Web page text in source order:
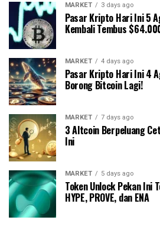
MARKET 3 days ago
Pasar Kripto Hari Ini 5
Kembali Tembus
MARKET 4 days ago
Pasar Kripto Hari Ini 4
Borong Bitcoin Lagi!
MARKET 7 days ago
3 Altcoin Berpeluang
Ini
MARKET 5 days ago
Token Unlock Pekan Ini
HYPE, PROVE, dan ENA